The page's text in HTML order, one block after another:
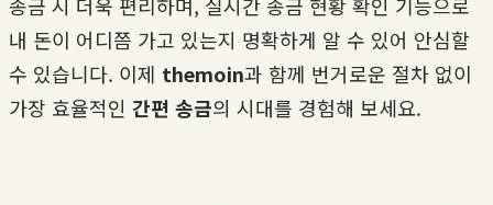
내 돈이 어디쯤 가고 있는지 명확하게 알 수 있어 안심할
수 있습니다. 이제 themoin과 함께 번거로운 절차 없이
가장 효율적인 간편 송금의 시대를 경험해 보세요.